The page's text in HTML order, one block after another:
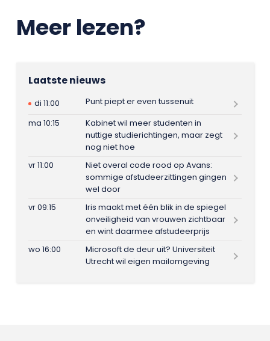
Meer lezen?
Laatste nieuws
di 11:00
Punt piept er even tussenuit
ma 10:15
Kabinet wil meer studenten in
nuttige studierichtingen, maar zegt
nog niet hoe
vr 11:00
Niet overal code rood op Avans:
sommige afstudeerzittingen gingen
wel door
vr 09:15
Iris maakt met één blik in de spiegel
onveiligheid van vrouwen zichtbaar
en wint daarmee afstudeerprijs
wo 16:00
Microsoft de deur uit? Universiteit
Utrecht wil eigen mailomgeving